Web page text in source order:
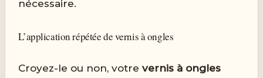
nécessaire.
L’application répétée de vernis à ongles
Croyez-le ou non, votrevernis à ongles